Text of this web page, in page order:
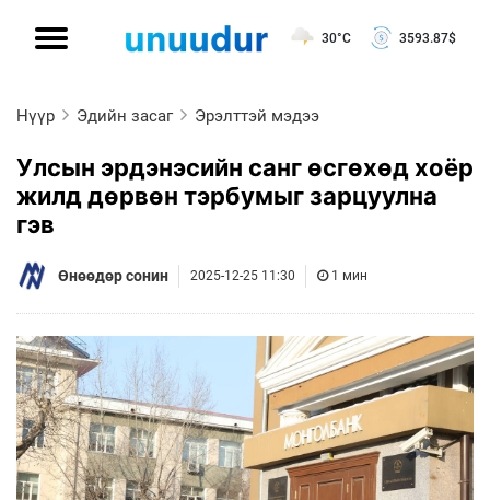
30°C 3593.87$
Нүүр Эдийн засаг Эрэлттэй мэдээ
Улсын эрдэнэсийн санг өсгөхөд хоёр
жилд дөрвөн тэрбумыг зарцуулна
гэв
Өнөөдөр сонин 2025-12-25 11:30 1 мин